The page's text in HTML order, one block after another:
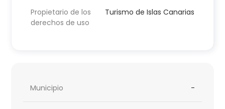
Propietario de los
derechos de uso
Turismo de Islas Canarias
Municipio -